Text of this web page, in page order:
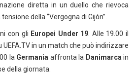
diretta in un duello che rievoca
della “Vergogna di Gijón”.
con gli Europei Under 19 . Alle 19.00 il
UEFA.TV in un match che può indirizzare
la Germania affronta la Danimarca in
della giornata.